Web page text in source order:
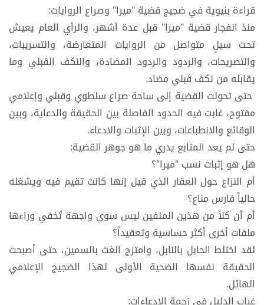
قراءة بنيوية في ضجيج قضية "ميرا" وصراع الروايات:
منذ انفجار قضية "ميرا" قبل عدة أشهر، والرأي العام يعيش
تحت سيلٍ متواصل من الروايات المتعارضة، والتسريبات،
والتصريحات، والردود والردود المضادة، والنكف القبلي وما
يقابله من نكف قبلي مضاد.
حتى تحولت القضية إلى ساحة صراع سلطوي وقبلي وإعلامي
مفتوح، غابت فيه الحدود الفاصلة بين الحقيقة والدعاية، وبين
الوقائع والانطباعات، وبين الإثبات والادعاء.
حتى ​لم يعد المتابع يدري ما هو جوهر القضية:
​هل هو إثبات نسب "ميرا"؟
​أم النزاع حول العقار الذي قيل إنها كانت تقيم فيه ويشغله
حالياً فارس مناع؟
​أم أن كلاً من هذين الملفين ليس سوى واجهة تُخفي وراءها
ملفات أخرى أكثر حساسية وتعقيداً؟
​لقد اختلط الحابل بالنابل، وامتزج الغث بالسمين، حتى أصبحت
الحقيقة نفسها الضحية الأولى لهذا الضجيج الإعلامي
الهائل.
​غياب الدليل في زحمة الادعاءات: